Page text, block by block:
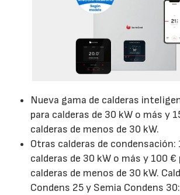
Nueva gama de calderas
para calderas de 30 kW o más y
calderas de menos de 30 kW.
Otras calderas de condensación:
calderas de 30 kW o más y 100 €
calderas de menos de 30 kW.
Condens 25 y Semia Condens